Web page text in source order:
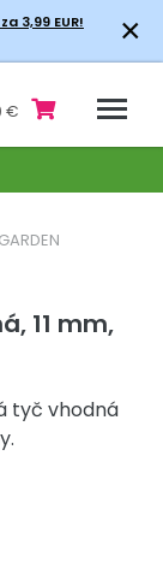
3,99 EUR!
×
€
11 mm,
tyč vhodná